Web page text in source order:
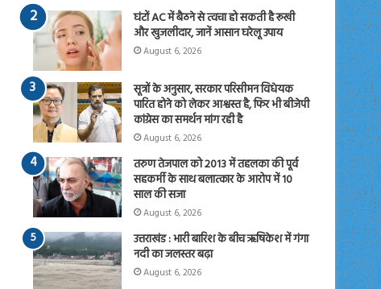
घंटों AC में बैठने से त्वचा हो सकती है रूखी
और खुजलीदार, जानें आसान घरेलू उपाय
August 6, 2026
सूत्रों के अनुसार, सरकार परिसीमन विधेयक
पारित होने को लेकर आश्वस्त है, फिर भी बीजेपी
कांग्रेस का समर्थन मांग रही है
August 6, 2026
तरुण तेजपाल को 2013 में तहलका की पूर्व
सहकर्मी के साथ बलात्कार के आरोप में 10
साल की सजा
August 6, 2026
उत्तराखंड : भारी बारिश के बीच ऋषिकेश में गंगा
नदी का जलस्तर बढ़ा
August 6, 2026